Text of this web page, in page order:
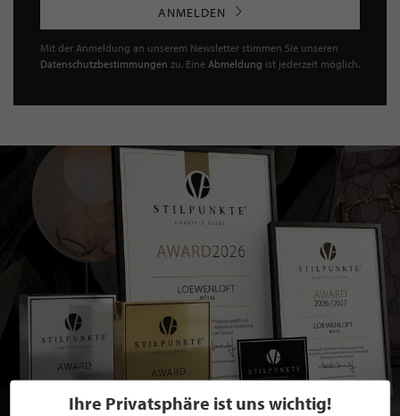
ANMELDEN
Mit der Anmeldung an unserem Newsletter stimmen Sie unseren
Datenschutzbestimmungen zu. Eine Abmeldung ist jederzeit möglich.
Ihre Privatsphäre ist uns wichtig!